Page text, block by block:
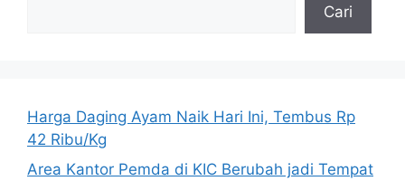
Cari
Harga Daging Ayam Naik Hari Ini, Tembus Rp
42 Ribu/Kg
Area Kantor Pemda di KIC Berubah jadi Tempat